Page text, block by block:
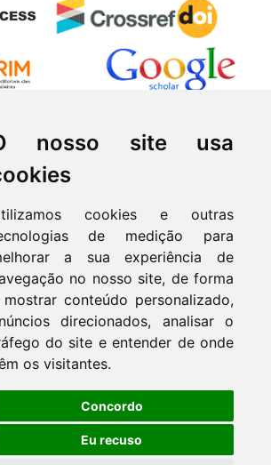
nosso site usa
cookies e outras
de medição para
a sua experiência de
no nosso site, de forma
mostrar conteúdo personalizado,
direcionados, analisar o
do site e entender de onde
os visitantes.
Concordo
Eu recuso